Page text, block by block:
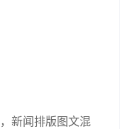
新闻排版图文混